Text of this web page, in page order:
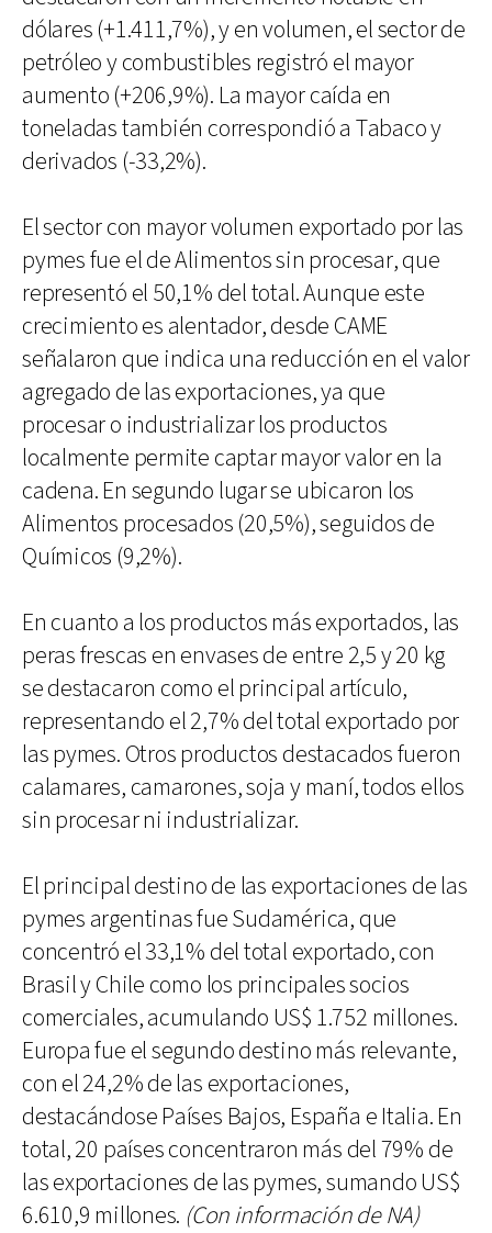
dólares (+1.411,7%), y en volumen, el sector de
petróleo y combustibles registró el mayor
aumento (+206,9%). La mayor caída en
toneladas también correspondió a Tabaco y
derivados (-33,2%).
El sector con mayor volumen exportado por las
pymes fue el de Alimentos sin procesar, que
representó el 50,1% del total. Aunque este
crecimiento es alentador, desde CAME
señalaron que indica una reducción en el valor
agregado de las exportaciones, ya que
procesar o industrializar los productos
localmente permite captar mayor valor en la
cadena. En segundo lugar se ubicaron los
Alimentos procesados (20,5%), seguidos de
Químicos (9,2%).
En cuanto a los productos más exportados, las
peras frescas en envases de entre 2,5 y 20 kg
se destacaron como el principal artículo,
representando el 2,7% del total exportado por
las pymes. Otros productos destacados fueron
calamares, camarones, soja y maní, todos ellos
sin procesar ni industrializar.
El principal destino de las exportaciones de las
pymes argentinas fue Sudamérica, que
concentró el 33,1% del total exportado, con
Brasil y Chile como los principales socios
comerciales, acumulando US$ 1.752 millones.
Europa fue el segundo destino más relevante,
con el 24,2% de las exportaciones,
destacándose Países Bajos, España e Italia. En
total, 20 países concentraron más del 79% de
las exportaciones de las pymes, sumando US$
6.610,9 millones. (Con información de NA)